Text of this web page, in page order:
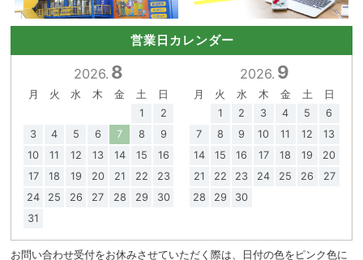
営業日カレンダー
2026. 8
月 火 水 木 金 土
日
1
2
3
4 5 6 7 8
9
10
11 12 13 14 15
16
17
18 19 20 21 22
23
24
25 26 27 28 29
30
31
2026. 9
月 火 水 木 金 土
日
1
2 3 4 5
6
7
8 9 10 11 12
13
14
15 16 17 18 19
20
21
22 23 24 25 26
27
28
29 30
お問い合わせ受付をお休みさせていただく際は、日付の色をピンク色に